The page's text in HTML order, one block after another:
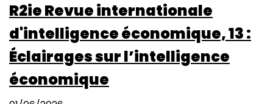
R2ie Revue internationale
d'intelligence économique, 13 :
Éclairages sur l’intelligence
économique